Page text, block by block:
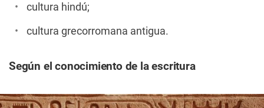
cultura hindú;
cultura grecorromana antigua.
Según el conocimiento de la escritura